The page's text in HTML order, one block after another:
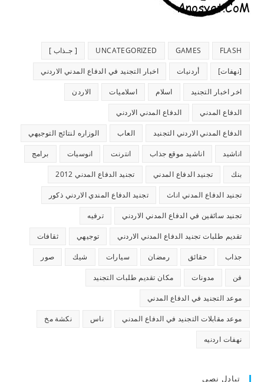
FLASH
GAMES
UNCATEGORIZED [ جـذاب ]
[نهفات] أردنيات اخبار التجنيد في الدفاع المدني الاردني
اخر اخبار التجنيد اسلام اسلاميات الاردن
الدفاع المدني الدفاع المدني الاردني
الدفاع المدني الاردني التجنيد العاب الوزاره لنتائج التوجيهي
اناشيد اناشيد موقع جذاب انترنت انوسيات برامج
بنك تجنيد الدفاع المدني تجنيد الدفاع المدني 2012
تجنيد الدفاع المدني اناث تجنيد الدفاع المندي الاردني ذكور
تجنيد سائقين في الدفاع المدني الاردني ترفيه
تقديم طلبات تجنيد الدفاع المدني الاردني توجيهي ثقافات
جذاب حقائق رمضان سيارات شيك صور
فن مدونات مكان تقديم طلبات التجنيد
موعد التجنيد في الدفاع المدني
موعد مقابلات التجنيد في الدفاع المدني ناس نكشة مخ
نهفات اردنيه
تبادل نصي